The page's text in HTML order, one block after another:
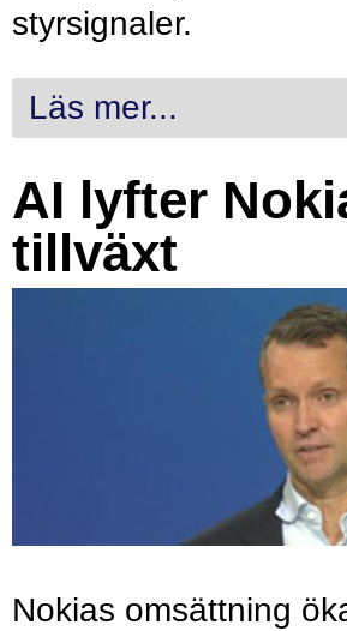
styrsignaler.
Läs mer...
AI lyfter
tillväxt
Nokias omsättning